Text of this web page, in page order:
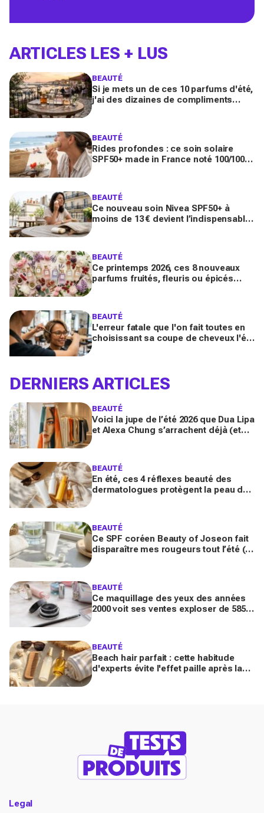
ARTICLES LES + LUS
BEAUTÉ
Si je mets un de ces 10 parfums d'été,
j'ai des dizaines de compliments
BEAUTÉ
Rides profondes : ce soin solaire
SPF50+ made in France noté 100/100
BEAUTÉ
Ce nouveau soin Nivea SPF50+ à
moins de 13 € devient l’indispensable
BEAUTÉ
Ce printemps 2026, ces 8 nouveaux
parfums fruités, fleuris ou épicés
BEAUTÉ
L'erreur fatale que l'on fait toutes en
choisissant sa coupe de cheveux l'été
DERNIERS ARTICLES
BEAUTÉ
Voici la jupe de l’été 2026 que Dua Lipa
et Alexa Chung s’arrachent déjà (et
BEAUTÉ
En été, ces 4 réflexes beauté des
dermatologues protègent la peau des
BEAUTÉ
Ce SPF coréen Beauty of Joseon fait
disparaître mes rougeurs tout l’été (et
BEAUTÉ
Ce maquillage des yeux des années
2000 voit ses ventes exploser de 585
BEAUTÉ
Beach hair parfait : cette habitude
d'experts évite l'effet paille après la
Legal